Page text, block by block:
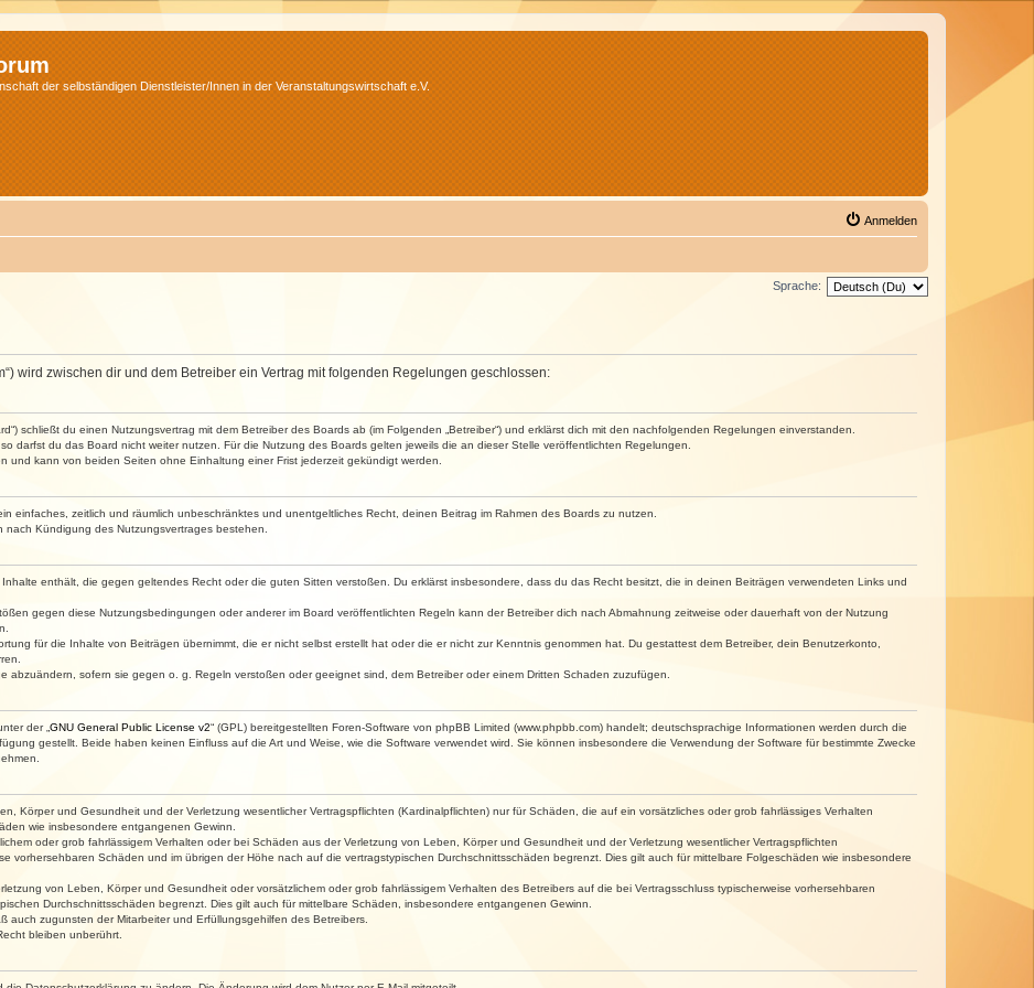
der selbständigen Dienstleister/Innen in der Veranstaltungswirtschaft e.V.
Anmelden
Sprache:
wird zwischen dir und dem Betreiber ein Vertrag mit folgenden Regelungen geschlossen:
schließt du einen Nutzungsvertrag mit dem Betreiber des Boards ab (im Folgenden „Betreiber“) und erklärst dich mit den nachfolgenden Regelungen einverstanden.
darfst du das Board nicht weiter nutzen. Für die Nutzung des Boards gelten jeweils die an dieser Stelle veröffentlichten Regelungen.
und kann von beiden Seiten ohne Einhaltung einer Frist jederzeit gekündigt werden.
einfaches, zeitlich und räumlich unbeschränktes und unentgeltliches Recht, deinen Beitrag im Rahmen des Boards zu nutzen.
Kündigung des Nutzungsvertrages bestehen.
enthält, die gegen geltendes Recht oder die guten Sitten verstoßen. Du erklärst insbesondere, dass du das Recht besitzt, die in deinen Beiträgen verwendeten Links und
gegen diese Nutzungsbedingungen oder anderer im Board veröffentlichten Regeln kann der Betreiber dich nach Abmahnung zeitweise oder dauerhaft von der Nutzung
für die Inhalte von Beiträgen übernimmt, die er nicht selbst erstellt hat oder die er nicht zur Kenntnis genommen hat. Du gestattest dem Betreiber, dein Benutzerkonto,
abzuändern, sofern sie gegen o. g. Regeln verstoßen oder geeignet sind, dem Betreiber oder einem Dritten Schaden zuzufügen.
der „ GNU General Public License v2“ (GPL) bereitgestellten Foren-Software von phpBB Limited (www.phpbb.com) handelt; deutschsprachige Informationen werden durch die
gestellt. Beide haben keinen Einfluss auf die Art und Weise, wie die Software verwendet wird. Sie können insbesondere die Verwendung der Software für bestimmte Zwecke
Körper und Gesundheit und der Verletzung wesentlicher Vertragspflichten (Kardinalpflichten) nur für Schäden, die auf ein vorsätzliches oder grob fahrlässiges Verhalten
wie insbesondere entgangenen Gewinn.
oder grob fahrlässigem Verhalten oder bei Schäden aus der Verletzung von Leben, Körper und Gesundheit und der Verletzung wesentlicher Vertragspflichten
vorhersehbaren Schäden und im übrigen der Höhe nach auf die vertragstypischen Durchschnittsschäden begrenzt. Dies gilt auch für mittelbare Folgeschäden wie insbesondere
von Leben, Körper und Gesundheit oder vorsätzlichem oder grob fahrlässigem Verhalten des Betreibers auf die bei Vertragsschluss typischerweise vorhersehbaren
Durchschnittsschäden begrenzt. Dies gilt auch für mittelbare Schäden, insbesondere entgangenen Gewinn.
auch zugunsten der Mitarbeiter und Erfüllungsgehilfen des Betreibers.
bleiben unberührt.